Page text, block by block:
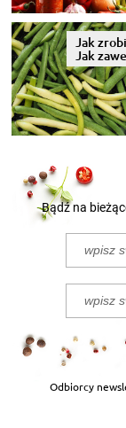
Jak
Jak
Bądź na
Odbiorcy